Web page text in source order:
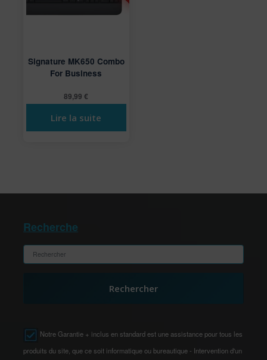
Signature MK650 Combo
For Business
89,99€
Lire la suite
Recherche
Rechercher
Notre Garantie + inclus en standard est une assistance pour tous les
produits du site, que ce soit informatique ou bureautique - Intervention d'un